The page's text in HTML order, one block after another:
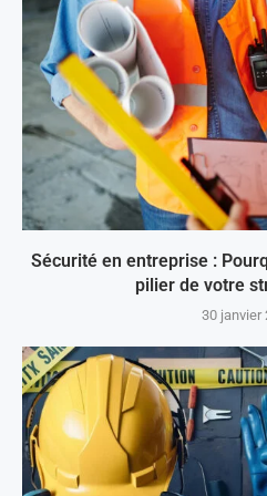
Sécurité en entreprise :
pilier de votre
30 janvier